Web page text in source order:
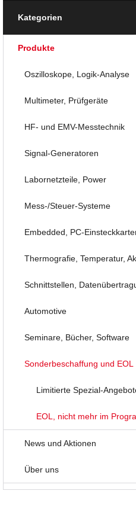
Kategorien
Produkte
Oszilloskope, Logik-Analyse
Multimeter, Prüfgeräte
HF- und EMV-Messtechnik
Signal-Generatoren
Labornetzteile, Power
Mess-/Steuer-Systeme
Embedded, PC-
Thermografie, Temperatur,
Schnittstellen,
Automotive
Seminare, Bücher, Software
Sonderbeschaffung und EOL
Limitierte Spezial-
EOL, nicht mehr im
News und Aktionen
Über uns